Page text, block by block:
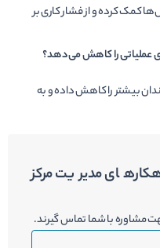
کمک کرده و از فشار کاری بر
را کاهش می‌دهد؟
بیشتر را کاهش داده و به
مدیریت مرکز
مشاوره با شما تماس گیرند.